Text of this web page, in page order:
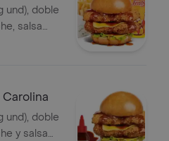
und), doble
salsa
(60
und), doble
y salsa